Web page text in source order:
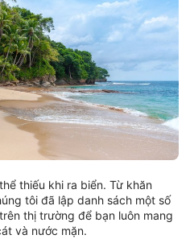
thiếu khi ra biển. Từ khăn
tôi đã lập danh sách một số
thị trường để bạn luôn mang
và nước mặn.